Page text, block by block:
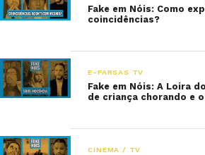
Fake em Nóis: Como
coincidências?
E-FARSAS TV
Fake em Nóis: A Loira
de criança chorando e
CINEMA / TV